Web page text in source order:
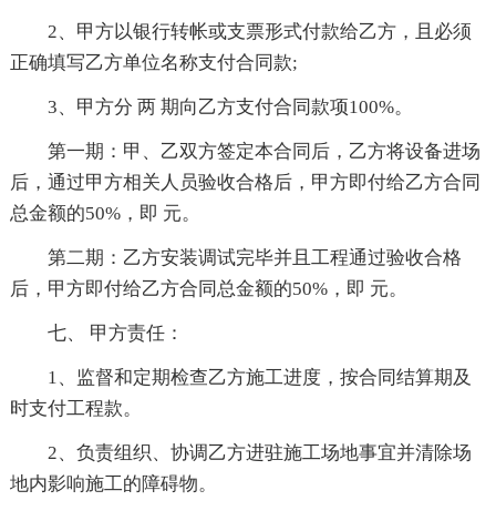
2、甲方以银行转帐或支票形式付款给乙方，且必须
正确填写乙方单位名称支付合同款;
3、甲方分 两 期向乙方支付合同款项100%。
第一期：甲、乙双方签定本合同后，乙方将设备进场
后，通过甲方相关人员验收合格后，甲方即付给乙方合同
总金额的50%，即 元。
第二期：乙方安装调试完毕并且工程通过验收合格
后，甲方即付给乙方合同总金额的50%，即 元。
七、 甲方责任：
1、监督和定期检查乙方施工进度，按合同结算期及
时支付工程款。
2、负责组织、协调乙方进驻施工场地事宜并清除场
地内影响施工的障碍物。